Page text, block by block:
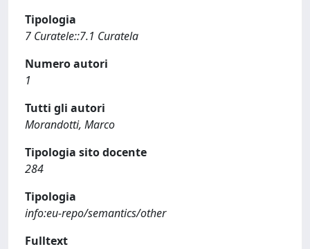
Tipologia
7 Curatele::7.1 Curatela
Numero autori
1
Tutti gli autori
Morandotti, Marco
Tipologia sito docente
284
Tipologia
info:eu-repo/semantics/other
Fulltext